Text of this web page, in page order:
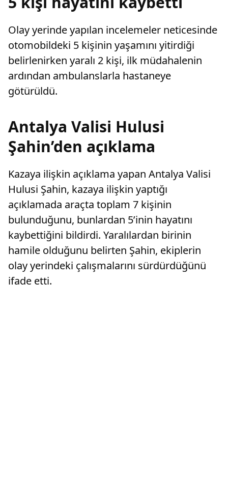
Olay yerinde yapılan incelemeler neticesinde
otomobildeki 5 kişinin yaşamını yitirdiği
belirlenirken yaralı 2 kişi, ilk müdahalenin
ardından ambulanslarla hastaneye
götürüldü.
Antalya Valisi Hulusi
Şahin’den açıklama
Kazaya ilişkin açıklama yapan Antalya Valisi
Hulusi Şahin, kazaya ilişkin yaptığı
açıklamada araçta toplam 7 kişinin
bulunduğunu, bunlardan 5’inin hayatını
kaybettiğini bildirdi. Yaralılardan birinin
hamile olduğunu belirten Şahin, ekiplerin
olay yerindeki çalışmalarını sürdürdüğünü
ifade etti.